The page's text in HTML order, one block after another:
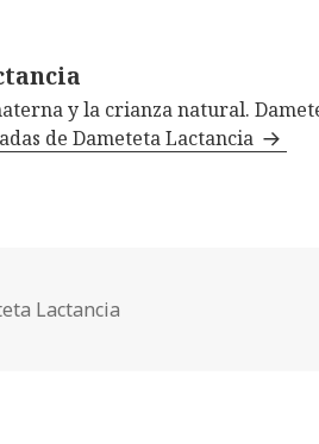
y la crianza natural.
de Dameteta Lactancia
Lactancia